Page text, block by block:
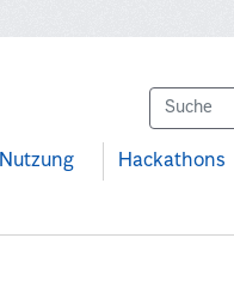
Nutzung Hackathons